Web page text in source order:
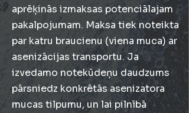
aprēķinās izmaksas potenciālajam
pakalpojumam. Maksa tiek noteikta
par katru braucienu (viena muca) ar
asenizācijas transportu. Ja
izvedamo notekūdeņu daudzums
pārsniedz konkrētās asenizatora
mucas tilpumu, un lai pilnībā